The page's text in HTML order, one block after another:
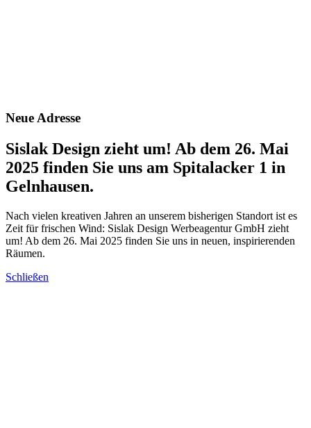
Neue Adresse
Sislak Design zieht um! Ab dem 26. Mai
2025 finden Sie uns am Spitalacker 1 in
Gelnhausen.
Nach vielen kreativen Jahren an unserem bisherigen Standort ist es
Zeit für frischen Wind: Sislak Design Werbeagentur GmbH zieht
um! Ab dem 26. Mai 2025 finden Sie uns in neuen, inspirierenden
Räumen.
Schließen